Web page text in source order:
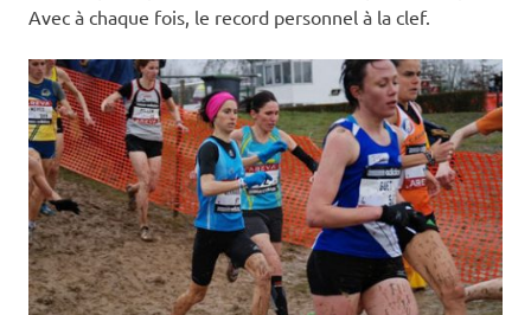
Avec à chaque fois, le record personnel à la clef.